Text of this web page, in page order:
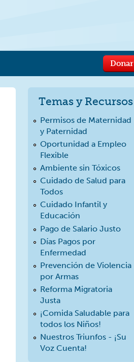
Donar
Temas y Recursos
Permisos de Maternidad
y Paternidad
Oportunidad a Empleo
Flexible
Ambiente sin Tóxicos
Cuidado de Salud para
Todos
Cuidado Infantil y
Educación
Pago de Salario Justo
Días Pagos por
Enfermedad
Prevención de Violencia
por Armas
Reforma Migratoria
Justa
¡Comida Saludable para
todos los Niños!
Nuestros Triunfos - ¡Su
Voz Cuenta!